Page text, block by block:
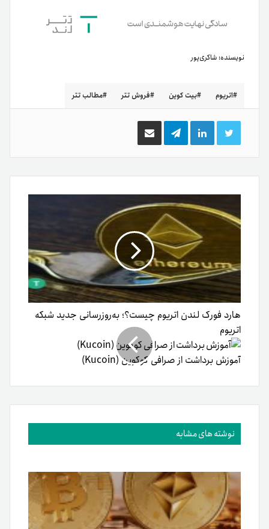
نویسنده: شاکری‌پور
اتریوم بیت کوین فروش تتر مطالب تتر
توییتر لینکدینتلگرام اشتراک
گذاری
ایمیل
هارد فورک لندن اتریوم چیست؟؛ به‌روزرسانی جدید شبکه
اتریوم
آموزش برداشت از صرافی کوکوین (Kucoin)
نوشته های مشابه